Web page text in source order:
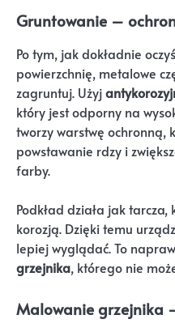
Gruntowanie –
Po tym, jak dokładnie
powierzchnię, metalowe
zagruntuj. Użyj
który jest odporny na
tworzy warstwę ochronną,
powstawanie rdzy i
farby.
Podkład działa jak
korozją. Dzięki temu
lepiej wyglądać. To
grzejnika, którego nie
Malowanie grzejnika